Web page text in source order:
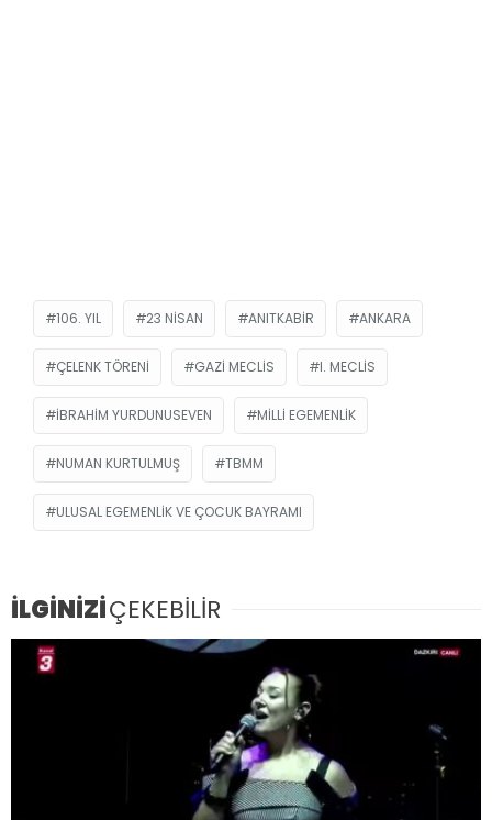
106. YIL 23 NISAN ANITKABIR ANKARA
ÇELENK TÖRENI GAZI MECLIS I. MECLIS
İBRAHIM YURDUNUSEVEN MILLI EGEMENLIK
NUMAN KURTULMUŞ TBMM
ULUSAL EGEMENLIK VE ÇOCUK BAYRAMI
İLGİNİZİÇEKEBİLİR